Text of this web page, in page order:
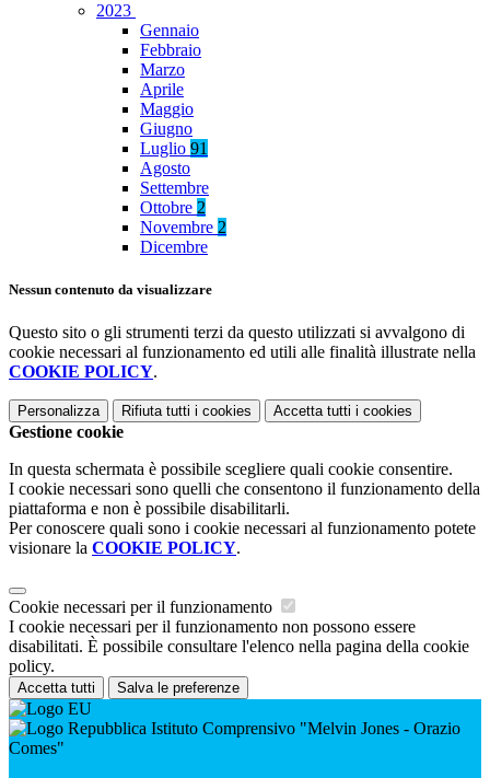
2023
Gennaio
Febbraio
Marzo
Aprile
Maggio
Giugno
Luglio 91
Agosto
Settembre
Ottobre 2
Novembre 2
Dicembre
Nessun contenuto da visualizzare
Questo sito o gli strumenti terzi da questo utilizzati si avvalgono di
cookie necessari al funzionamento ed utili alle finalità illustrate nella
COOKIE POLICY.
Personalizza Rifiuta tutti i cookies Accetta tutti i cookies
Gestione cookie
In questa schermata è possibile scegliere quali cookie consentire.
I cookie necessari sono quelli che consentono il funzionamento della
piattaforma e non è possibile disabilitarli.
Per conoscere quali sono i cookie necessari al funzionamento potete
visionare la COOKIE POLICY.
Cookie necessari per il funzionamento
I cookie necessari per il funzionamento non possono essere
disabilitati. È possibile consultare l'elenco nella pagina della cookie
policy.
Accetta tutti Salva le preferenze
Istituto Comprensivo "Melvin Jones - Orazio
Comes"